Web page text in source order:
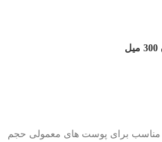
برای پوست های معمولی حجم